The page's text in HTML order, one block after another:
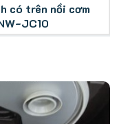
có trên nồi cơm
JC10